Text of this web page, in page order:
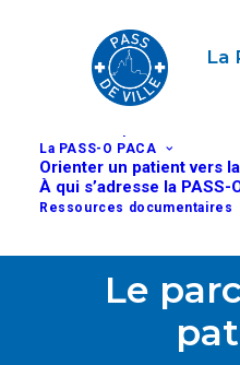
La
Notre histoire
Notre association
Nos missions
Notre équipe
Nos partenaires
La PASS-O PACA
Orienter un patient vers
À qui s’adresse la PASS-
Ressources documentaires
Le